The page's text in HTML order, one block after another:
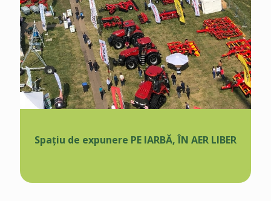
Spațiu de expunere PE IARBĂ, ÎN AER LIBER